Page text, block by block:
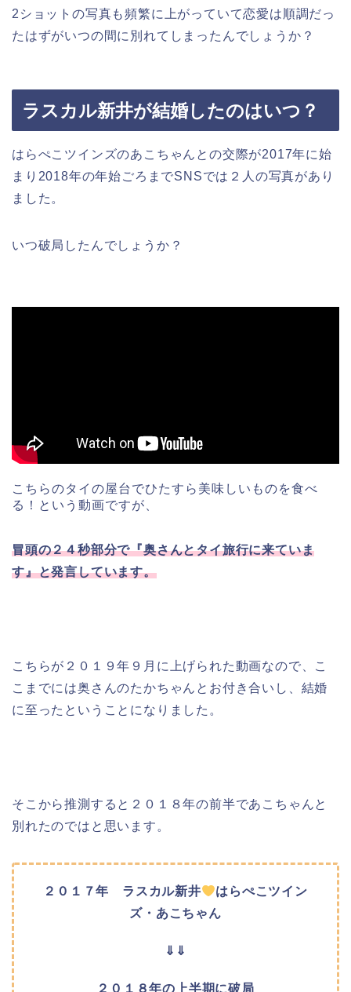
2ショットの写真も頻繁に上がっていて恋愛は順調だっ
たはずがいつの間に別れてしまったんでしょうか？
ラスカル新井が結婚したのはいつ？
はらぺこツインズのあこちゃんとの交際が2017年に始
まり2018年の年始ごろまでSNSでは２人の写真があり
ました。
いつ破局したんでしょうか？
こちらのタイの屋台でひたすら美味しいものを食べ
る！という動画ですが、
冒頭の２４秒部分で『奥さんとタイ旅行に来ていま
す』と発言しています。
こちらが２０１９年９月に上げられた動画なので、こ
こまでには奥さんのたかちゃんとお付き合いし、結婚
に至ったということになりました。
そこから推測すると２０１８年の前半であこちゃんと
別れたのではと思います。
２０１７年 ラスカル新井
はらぺこツイン
ズ・あこちゃん
⇓⇓
２０１８年の上半期に破局